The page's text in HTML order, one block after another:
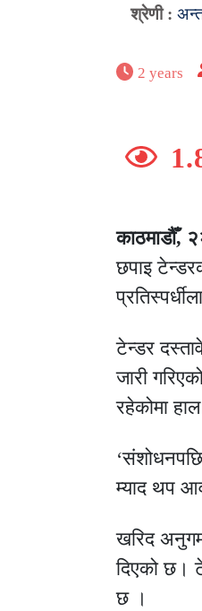
श्रेणी :
2 years
काठमाडौँ,
छपाइ
टेन्डर
जारी
रहेकोमा
म्याद थप
खरिद
दिएको छ।
छ ।